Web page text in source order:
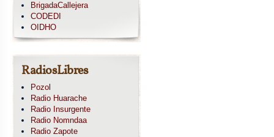
BrigadaCallejera
CODEDI
OIDHO
RadiosLibres
Pozol
Radio Huarache
Radio Insurgente
Radio Nomndaa
Radio Zapote